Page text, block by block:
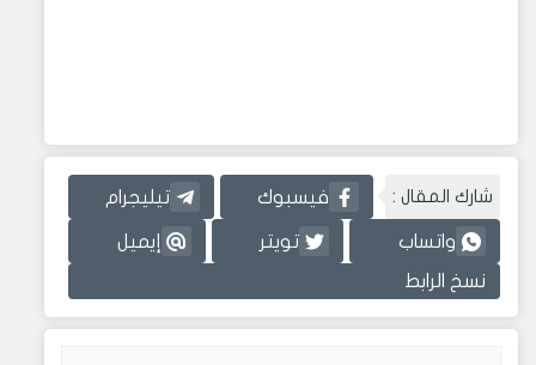
شارك المقال : فيسبوك تيليجرام
واتساب تويتر إيميل
نسخ الرابط